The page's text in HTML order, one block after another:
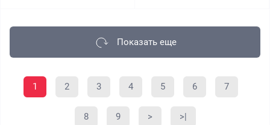
Показать еще
1 2 3 4 5 6 7
8 9 > >|